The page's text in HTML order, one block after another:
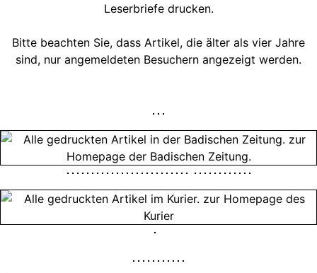
Leserbriefe drucken.
Bitte beachten Sie, dass Artikel, die älter als vier Jahre
sind, nur angemeldeten Besuchern angezeigt werden.